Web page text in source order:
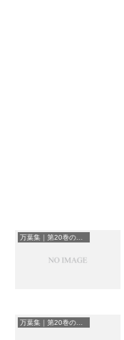
万葉集｜第20巻の和歌一覧
万葉集｜第20巻の和歌一覧